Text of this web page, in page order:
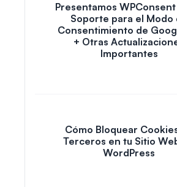
Presentamos WPConsent
Soporte para el Modo
Consentimiento de
+ Otras
Importantes
Cómo Bloquear
Terceros en tu Sitio
WordPress